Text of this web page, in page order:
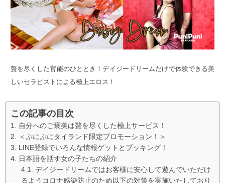
贅を尽くした官能のひととき！デイジードリームだけで体験できる美
しいセラピストによる極上エロス！
この記事の目次
自分へのご褒美は贅を尽くした極上サービス！
＜ぷにぷにタイランド限定プロモーション！＞
LINE登録でいろんな情報ゲットとブッキング！
日本語を話す女の子たちの紹介
デイジードリームではお客様に安心して遊んでいただけ
るようコロナ感染防止のため以下の対策を実施いたしており